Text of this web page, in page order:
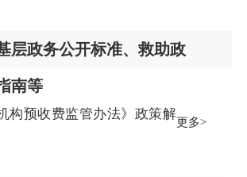
层政务公开标准、救助政
南等
更多>
构预收费监管办法》政策解